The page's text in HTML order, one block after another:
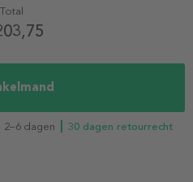
Total
2–6 dagen ┃ 30 dagen retourrecht